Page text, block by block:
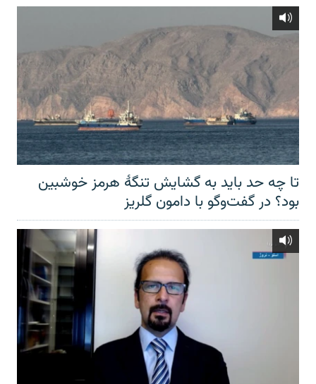
تا چه حد باید به گشایش تنگهٔ هرمز خوشبین
بود؟ در گفت‌وگو با دامون گلریز